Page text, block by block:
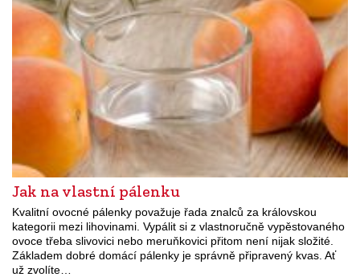
Jak na vlastní pálenku
Kvalitní ovocné pálenky považuje řada znalců za královskou
kategorii mezi lihovinami. Vypálit si z vlastnoručně vypěstovaného
ovoce třeba slivovici nebo meruňkovici přitom není nijak složité.
Základem dobré domácí pálenky je správně připravený kvas. Ať
už zvolíte…